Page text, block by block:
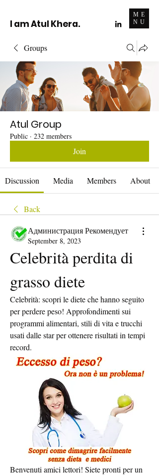
I am Atul Khera.
ME
NU
Groups
Atul Group
Public · 232 members
Join
Discussion Media Members About
Back
Администрация Рекомендует
September 8, 2023
Celebrità perdita di
grasso diete
Celebrità: scopri le diete che hanno seguito
per perdere peso! Approfondimenti sui
programmi alimentari, stili di vita e trucchi
usati dalle star per ottenere risultati in tempi
record.
Benvenuti amici lettori! Siete pronti per un